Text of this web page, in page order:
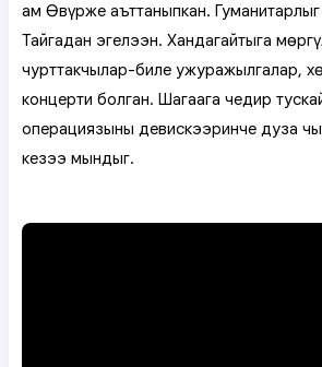
ам Өвүрже аъттаныпкан.
Тайгадан эгелээн. Хандагайтыга
чурттакчылар-биле ужуражылгалар,
концерти болган. Шагаага чедир
операциязының девискээринче дуза
кезээ мындыг.